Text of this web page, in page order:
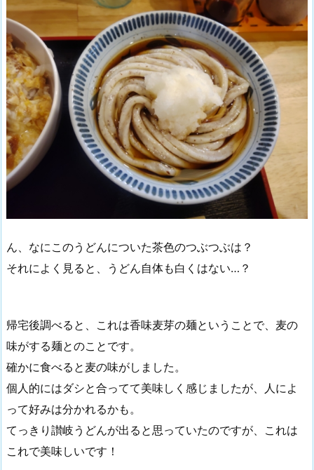
ん、なにこのうどんについた茶色のつぶつぶは？
それによく見ると、うどん自体も白くはない…？
帰宅後調べると、これは香味麦芽の麺ということで、麦の
味がする麺とのことです。
確かに食べると麦の味がしました。
個人的にはダシと合ってて美味しく感じましたが、人によ
って好みは分かれるかも。
てっきり讃岐うどんが出ると思っていたのですが、これは
これで美味しいです！